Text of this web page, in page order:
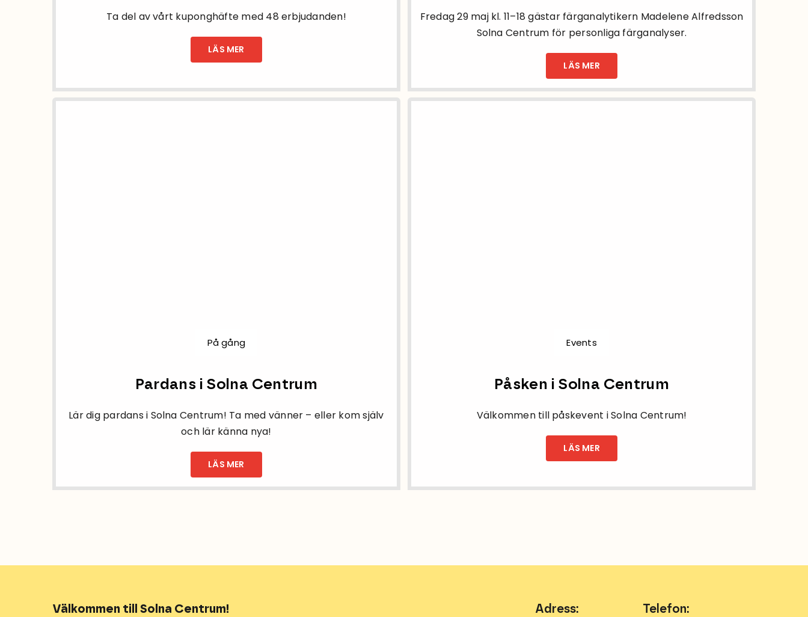
Ta del av vårt kuponghäfte med 48 erbjudanden!
LÄS MER
Fredag 29 maj kl. 11–18 gästar färganalytikern Madelene Alfredsson
Solna Centrum för personliga färganalyser.
LÄS MER
På gång
Pardans i Solna Centrum
Lär dig pardans i Solna Centrum! Ta med vänner – eller kom själv
och lär känna nya!
LÄS MER
Events
Påsken i Solna Centrum
Välkommen till påskevent i Solna Centrum!
LÄS MER
Välkommen till Solna Centrum! Adress: Telefon: